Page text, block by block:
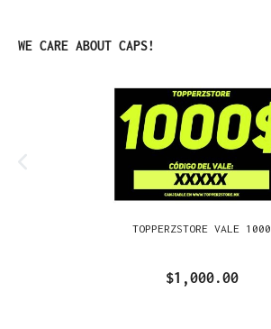
Omitir la galería de productos
WE CARE ABOUT CAPS!
TOPPERZSTORE VALE 1000
$1,000.00